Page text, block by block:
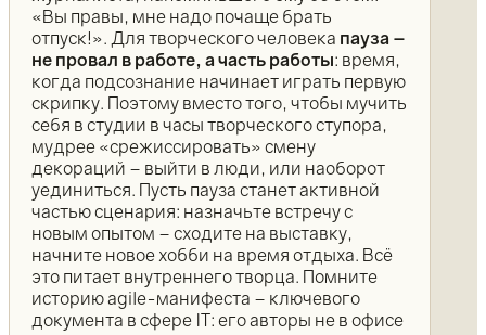
«Вы правы, мне надо почаще брать
отпуск!». Для творческого человека пауза –
не провал в работе, а часть работы: время,
когда подсознание начинает играть первую
скрипку. Поэтому вместо того, чтобы мучить
себя в студии в часы творческого ступора,
мудрее «срежиссировать» смену
декораций – выйти в люди, или наоборот
уединиться. Пусть пауза станет активной
частью сценария: назначьте встречу с
новым опытом – сходите на выставку,
начните новое хобби на время отдыха. Всё
это питает внутреннего творца. Помните
историю agile-манифеста – ключевого
документа в сфере IT: его авторы не в офисе